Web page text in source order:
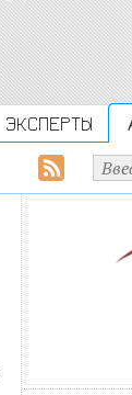
ЭКСПЕРТЫ